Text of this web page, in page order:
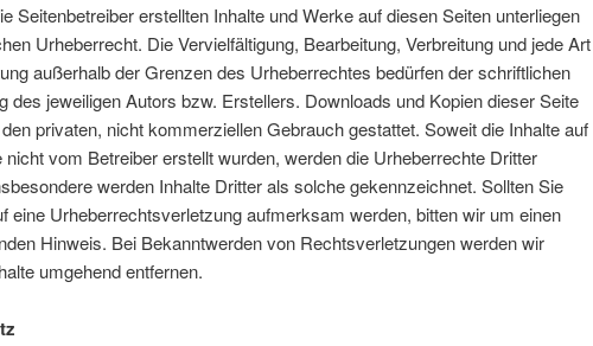
Seitenbetreiber erstellten Inhalte und Werke auf diesen Seiten unterliegen
Urheberrecht. Die Vervielfältigung, Bearbeitung, Verbreitung und jede Art
außerhalb der Grenzen des Urheberrechtes bedürfen der schriftlichen
des jeweiligen Autors bzw. Erstellers. Downloads und Kopien dieser Seite
privaten, nicht kommerziellen Gebrauch gestattet. Soweit die Inhalte auf
nicht vom Betreiber erstellt wurden, werden die Urheberrechte Dritter
werden Inhalte Dritter als solche gekennzeichnet. Sollten Sie
eine Urheberrechtsverletzung aufmerksam werden, bitten wir um einen
Hinweis. Bei Bekanntwerden von Rechtsverletzungen werden wir
umgehend entfernen.